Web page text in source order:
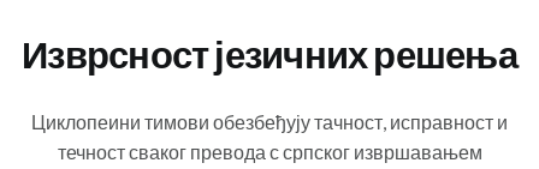
Изврсност језичних решења
Циклопеини тимови обезбеђују тачност, исправност и
течност сваког превода с српског извршавањем